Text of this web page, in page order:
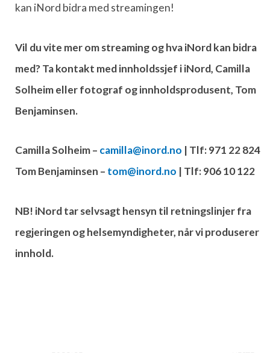
kan iNord bidra med streamingen!
Vil du vite mer om streaming og hva iNord kan bidra
med? Ta kontakt med innholdssjef i iNord, Camilla
Solheim eller fotograf og innholdsprodusent, Tom
Benjaminsen.
Camilla Solheim – camilla@inord.no | Tlf: 971 22 824
Tom Benjaminsen – tom@inord.no | Tlf: 906 10 122
NB! iNord tar selvsagt hensyn til retningslinjer fra
regjeringen og helsemyndigheter, når vi produserer
innhold.